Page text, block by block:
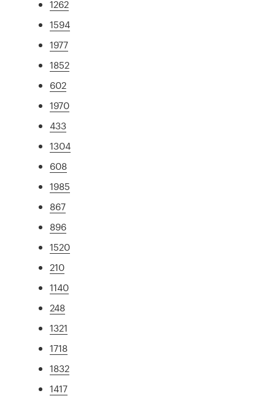
1262
1594
1977
1852
602
1970
433
1304
608
1985
867
896
1520
210
1140
248
1321
1718
1832
1417